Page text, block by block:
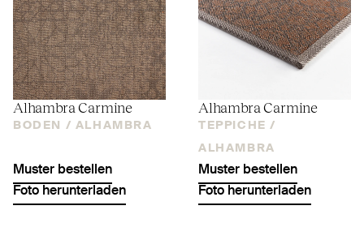
Alhambra Carmine
BODEN / ALHAMBRA
Muster bestellen
Foto herunterladen
Alhambra Carmine
TEPPICHE /
ALHAMBRA
Muster bestellen
Foto herunterladen